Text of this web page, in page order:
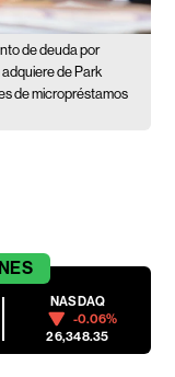
de deuda por
de Park
de micropréstamos
NASDAQ
-0.06%
26,348.35